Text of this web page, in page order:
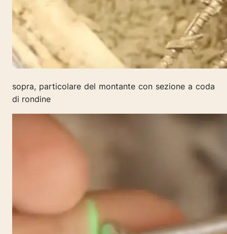
sopra, particolare del montante con sezione a coda
di rondine